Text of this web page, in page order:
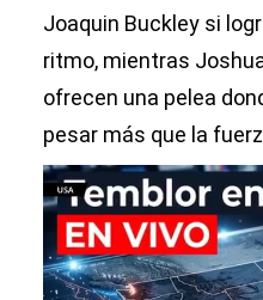
Joaquin Buckley si
ritmo, mientras
ofrecen una pelea
pesar más que la